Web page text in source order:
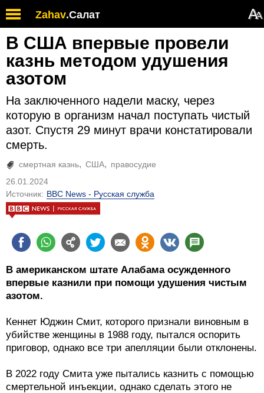
Zahav.Салат АА
В США впервые провели
казнь методом удушения
азотом
На заключенного надели маску, через
которую в организм начал поступать чистый
азот. Спустя 29 минут врачи констатировали
смерть.
смертная казнь США
правосудие
26.01.2024
Источник: BBC News - Русская служба
В американском штате Алабама осужденного
впервые казнили при помощи удушения чистым
азотом.
Кеннет Юджин Смит, которого признали виновным в
убийстве женщины в 1988 году, пытался оспорить
приговор, однако все три апелляции были отклонены.
В 2022 году Смита уже пытались казнить с помощью
смертельной инъекции, однако сделать этого не